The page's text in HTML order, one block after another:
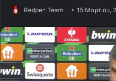
Redpen Team 15 Μαρτίου,